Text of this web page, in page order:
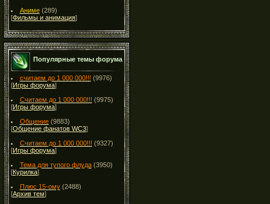
Аниме (289)
[Фильмы и анимация]
Популярные темы форума
считаем до 1 000 000!!! (9976)
[Игры форума]
Считаем до 1 000 000!!! (9975)
[Игры форума]
Общение (9883)
[Общение фанатов WC3]
Считаем до 1 000 000!!! (9327)
[Игры форума]
Тема для тупого флуда (3950)
[Курилка]
Плюс 15-ому (2488)
[Архив тем]